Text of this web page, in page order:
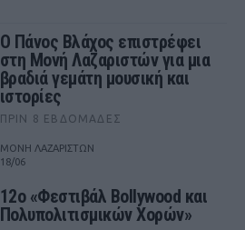
Ο Πάνος Βλάχος επιστρέφει
στη Μονή Λαζαριστών για μια
βραδιά γεμάτη μουσική και
ιστορίες
ΠΡΙΝ 8 ΕΒΔΟΜΆΔΕΣ
ΜΟΝΗ ΛΑΖΑΡΙΣΤΩΝ
18/06
12ο «Φεστιβάλ Bollywood και
Πολυπολιτισμικών Χορών»